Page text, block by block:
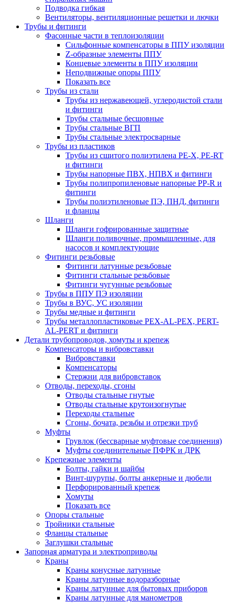
Подводка гибкая
Вентиляторы, вентиляционные решетки и лючки
Трубы и фитинги
Фасонные части в теплоизоляции
Cильфонные компенсаторы в ППУ изоляции
Z-образные элементы ППУ
Концевые элементы в ППУ изоляции
Неподвижные опоры ППУ
Показать все
Трубы из стали
Трубы из нержавеющей, углеродистой стали
и фитинги
Трубы стальные бесшовные
Трубы стальные ВГП
Трубы стальные электросварные
Трубы из пластиков
Трубы из сшитого полиэтилена PE-X, PE-RT
и фитинги
Трубы напорные ПВХ, НПВХ и фитинги
Трубы полипропиленовые напорные PP-R и
фитинги
Трубы полиэтиленовые ПЭ, ПНД, фитинги
и фланцы
Шланги
Шланги гофрированные защитные
Шланги поливочные, промышленные, для
насосов и комплектующие
Фитинги резьбовые
Фитинги латунные резьбовые
Фитинги стальные резьбовые
Фитинги чугунные резьбовые
Трубы в ППУ ПЭ изоляции
Трубы в ВУС, УС изоляции
Трубы медные и фитинги
Трубы металлопластиковые PEX-AL-PEX, PERT-
AL-PERT и фитинги
Детали трубопроводов, хомуты и крепеж
Компенсаторы и вибровставки
Вибровставки
Компенсаторы
Стержни для вибровставок
Отводы, переходы, сгоны
Отводы стальные гнутые
Отводы стальные крутоизогнутые
Переходы стальные
Сгоны, бочата, резьбы и отрезки труб
Муфты
Грувлок (бессварные муфтовые соединения)
Муфты соединительные ПФРК и ДРК
Крепежные элементы
Болты, гайки и шайбы
Винт-шурупы, болты анкерные и дюбели
Перфорированный крепеж
Хомуты
Показать все
Опоры стальные
Тройники стальные
Фланцы стальные
Заглушки стальные
Запорная арматура и электроприводы
Краны
Краны конусные латунные
Краны латунные водоразборные
Краны латунные для бытовых приборов
Краны латунные для манометров